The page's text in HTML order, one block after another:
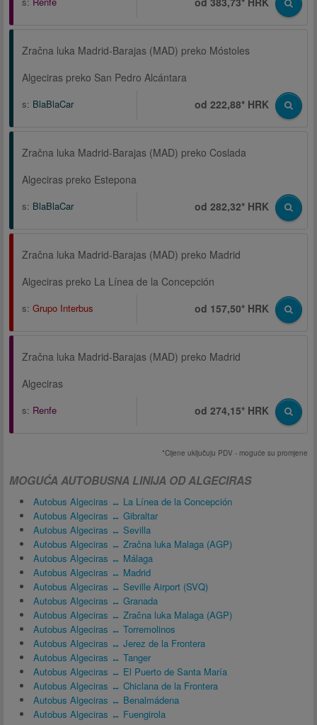
Zračna luka Madrid-Barajas (MAD) preko Móstoles
Algeciras preko San Pedro Alcántara
s: BlaBlaCar od 222,88* HRK
Zračna luka Madrid-Barajas (MAD) preko Coslada
Algeciras preko Estepona
s: BlaBlaCar od 282,32* HRK
Zračna luka Madrid-Barajas (MAD) preko Madrid
Algeciras preko La Línea de la Concepción
s: Grupo Interbus od 157,50* HRK
Zračna luka Madrid-Barajas (MAD) preko Madrid
Algeciras
s: Renfe od 274,15* HRK
*Cijene uključuju PDV - moguće su promjene
MOGUĆA AUTOBUSNA LINIJA OD ALGECIRAS
Autobus Algeciras ↔ La Línea de la Concepción
Autobus Algeciras ↔ Gibraltar
Autobus Algeciras ↔ Sevilla
Autobus Algeciras ↔ Zračna luka Malaga (AGP)
Autobus Algeciras ↔ Málaga
Autobus Algeciras ↔ Madrid
Autobus Algeciras ↔ Seville Airport (SVQ)
Autobus Algeciras ↔ Granada
Autobus Algeciras ↔ Zračna luka Malaga (AGP)
Autobus Algeciras ↔ Torremolinos
Autobus Algeciras ↔ Jerez de la Frontera
Autobus Algeciras ↔ Tanger
Autobus Algeciras ↔ El Puerto de Santa María
Autobus Algeciras ↔ Chiclana de la Frontera
Autobus Algeciras ↔ Benalmádena
Autobus Algeciras ↔ Fuengirola